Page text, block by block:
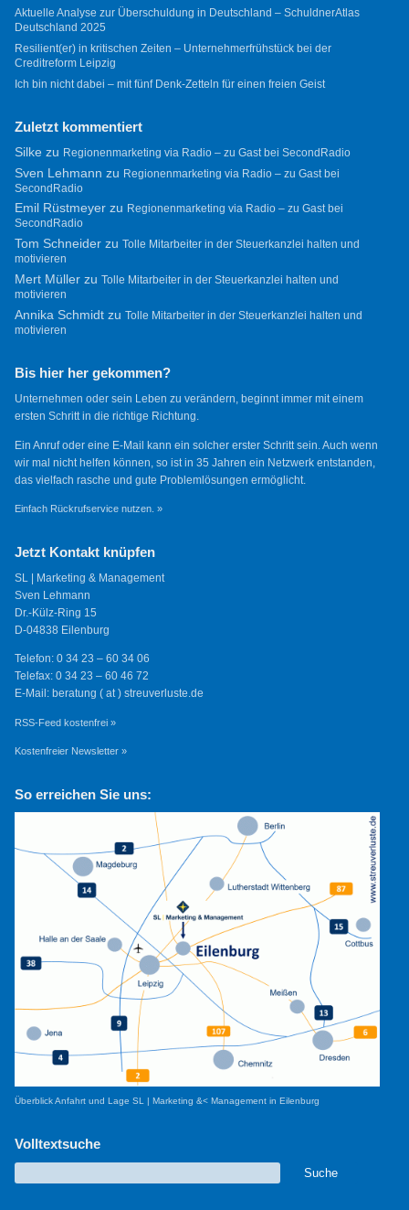
Aktuelle Analyse zur Überschuldung in Deutschland – SchuldnerAtlas
Deutschland 2025
Resilient(er) in kritischen Zeiten – Unternehmerfrühstück bei der
Creditreform Leipzig
Ich bin nicht dabei – mit fünf Denk-Zetteln für einen freien Geist
Zuletzt kommentiert
Silkezu Regionenmarketing via Radio – zu Gast bei SecondRadio
Sven Lehmann zu Regionenmarketing via Radio – zu Gast bei
SecondRadio
Emil Rüstmeyerzu Regionenmarketing via Radio – zu Gast bei
SecondRadio
Tom Schneiderzu Tolle Mitarbeiter in der Steuerkanzlei halten und
motivieren
Mert Müllerzu Tolle Mitarbeiter in der Steuerkanzlei halten und
motivieren
Annika Schmidtzu Tolle Mitarbeiter in der Steuerkanzlei halten und
motivieren
Bis hier her gekommen?
Unternehmen oder sein Leben zu verändern, beginnt immer mit einem
ersten Schritt in die richtige Richtung.
Ein Anruf oder eine E-Mail kann ein solcher erster Schritt sein. Auch wenn
wir mal nicht helfen können, so ist in 35 Jahren ein Netzwerk entstanden,
das vielfach rasche und gute Problemlösungen ermöglicht.
Einfach Rückrufservice nutzen. »
Jetzt Kontakt knüpfen
SL | Marketing & Management
Sven Lehmann
Dr.-Külz-Ring 15
D-04838 Eilenburg
Telefon: 0 34 23 – 60 34 06
Telefax: 0 34 23 – 60 46 72
E-Mail: beratung ( at ) streuverluste.de
RSS-Feed kostenfrei »
Kostenfreier Newsletter »
So erreichen Sie uns:
Überblick Anfahrt und Lage SL | Marketing &< Management in Eilenburg
Volltextsuche